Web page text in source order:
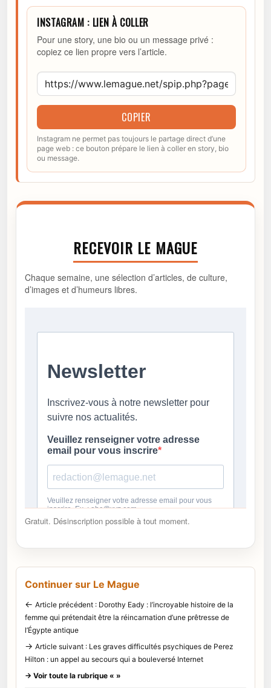
INSTAGRAM : LIEN À COLLER
Pour une story, une bio ou un message privé :
copiez ce lien propre vers l’article.
COPIER
Instagram ne permet pas toujours le partage direct d’une
page web : ce bouton prépare le lien à coller en story, bio
ou message.
RECEVOIR LE MAGUE
Chaque semaine, une sélection d’articles, de culture,
d’images et d’humeurs libres.
Gratuit. Désinscription possible à tout moment.
Continuer sur Le Mague
← Article précédent : Dorothy Eady : l’incroyable histoire de la
femme qui prétendait être la réincarnation d’une prêtresse de
l’Égypte antique
→ Article suivant : Les graves difficultés psychiques de Perez
Hilton : un appel au secours qui a bouleversé Internet
→ Voir toute la rubrique « »